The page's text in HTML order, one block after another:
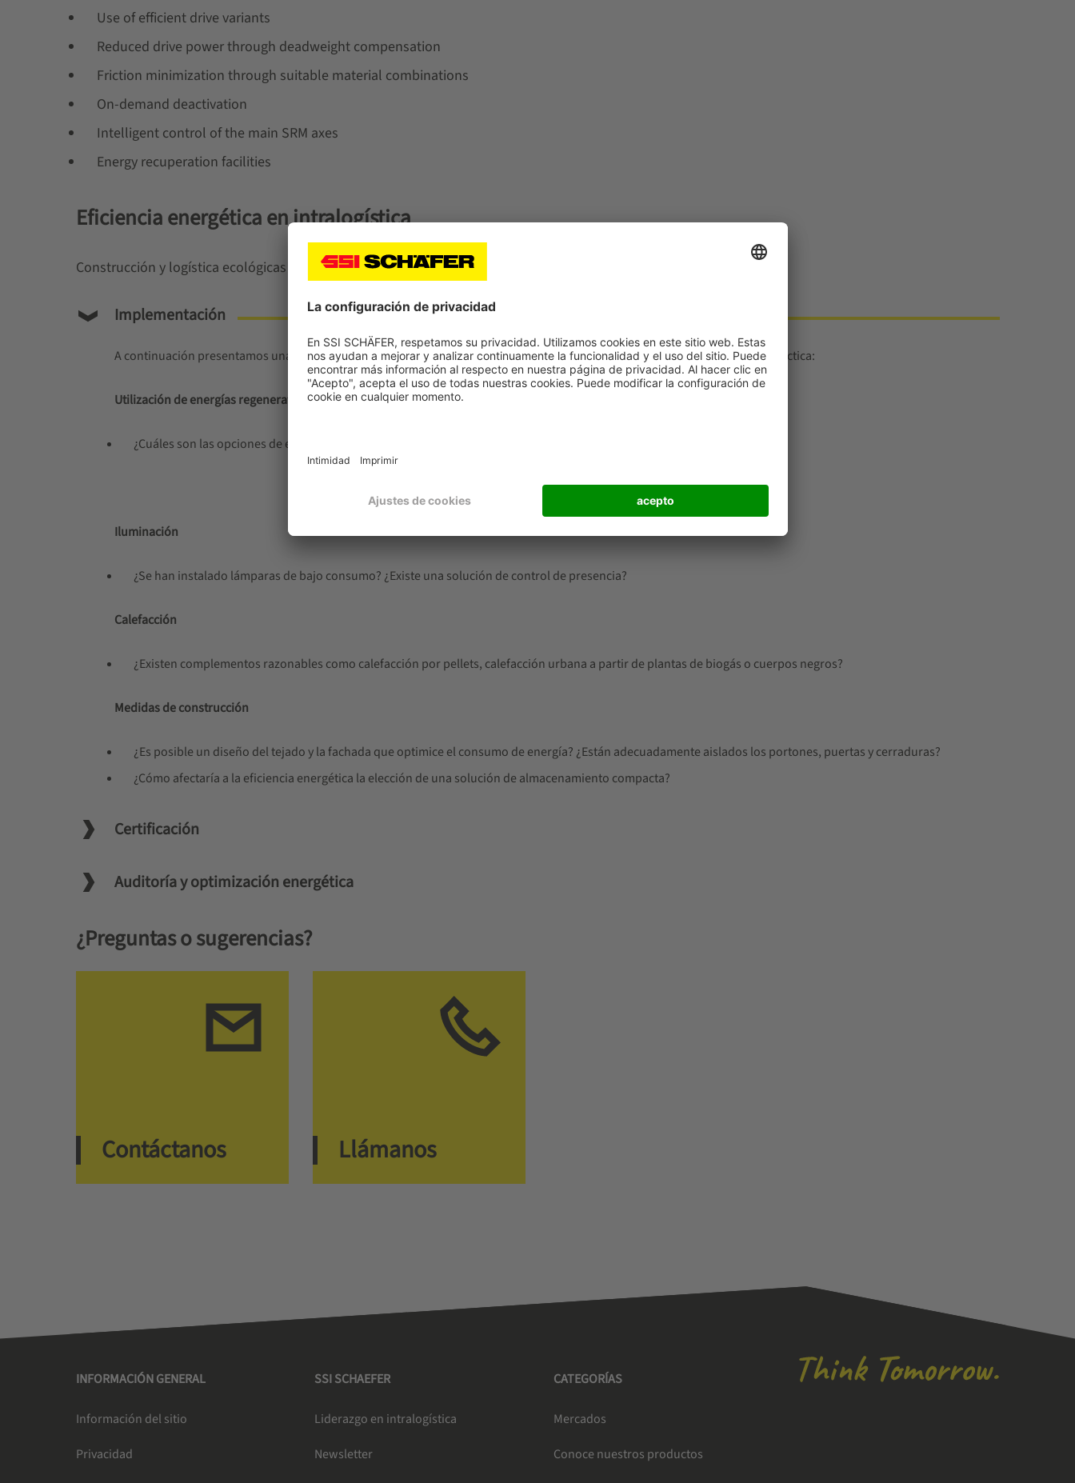
Use of efficient drive variants
Reduced drive power through deadweight compensation
Friction minimization through suitable material combinations
On-demand deactivation
Intelligent control of the main SRM axes
Energy recuperation facilities
Eficiencia energética en intralogística
Construcción y logística ecológicas
Implementación
A continuación presentamos una selección de ámbitos en los que le asesoramos y trabajamos con usted para ponerlos en práctica:
Utilización de energías regenerativas
¿Cuáles son las opciones de energía fotovoltaica, geotérmica o solar?
Iluminación
¿Se han instalado lámparas de bajo consumo? ¿Existe una solución de control de presencia?
Calefacción
¿Existen complementos razonables como calefacción por pellets, calefacción urbana a partir de plantas de biogás o cuerpos negros?
Medidas de construcción
¿Es posible un diseño del tejado y la fachada que optimice el consumo de energía? ¿Están adecuadamente aislados los portones, puertas y cerraduras?
¿Cómo afectaría a la eficiencia energética la elección de una solución de almacenamiento compacta?
Certificación
Auditoría y optimización energética
¿Preguntas o sugerencias?
Contáctanos Llámanos
INFORMACIÓN GENERAL
Información del sitio
Privacidad
SSI SCHAEFER
Liderazgo en intralogística
Newsletter
CATEGORÍAS
Mercados
Conoce nuestros productos